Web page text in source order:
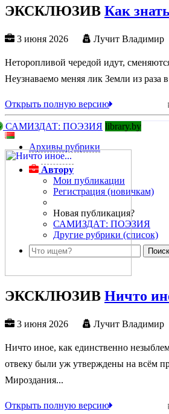
ЭКСКЛЮЗИВ Как
3 июня 2026 Лучит Владимир
Неторопливой чередой идут,
Неузнаваемо меняя лик Земли из раза в
Открыть полную версию
САМИЗДАТ: ПОЭЗИЯ library.by
Архивы рубрики
Автору
Мои публикации
Регистрация (новичкам)
Новая публикация?
САМИЗДАТ: ПОЭЗИЯ
Другие рубрики (список)
ЭКСКЛЮЗИВ Ничто
3 июня 2026 Лучит Владимир
Ничто иное, как единственно
отвеку были уж утверждены на всём
Мироздания...
Открыть полную версию